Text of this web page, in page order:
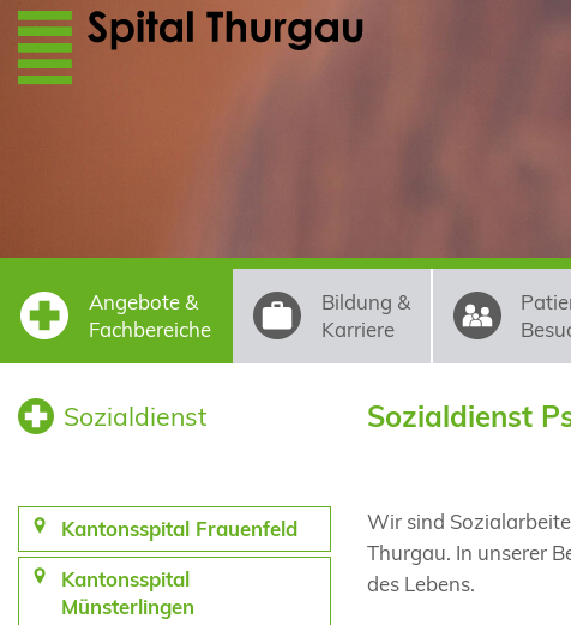
Direkt zum Inhalt
Angebote &
Fachbereiche
Bildung &
Karriere
Sozialdienst
Kantonsspital Frauenfeld
Kantonsspital
Münsterlingen
Sozialdienst
Wir sind
Thurgau. In unserer
des Lebens.